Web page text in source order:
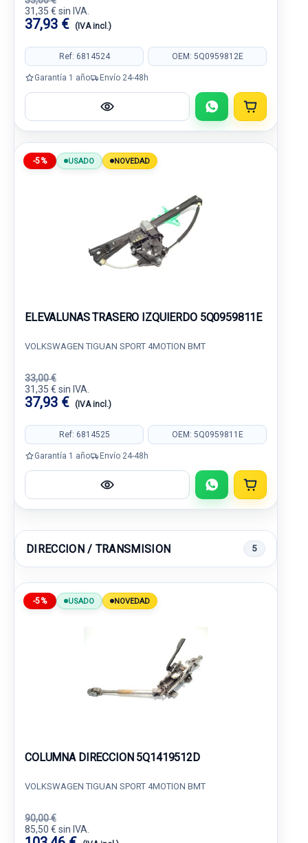
31,35 € sin IVA.
37,93 € (IVA incl.)
Ref: 6814524 OEM: 5Q0959812E
Garantía 1 año Envío 24-48h
-5% USADO NOVEDAD
ELEVALUNAS TRASERO IZQUIERDO 5Q0959811E
VOLKSWAGEN TIGUAN SPORT 4MOTION BMT
33,00 €
31,35 € sin IVA.
37,93 € (IVA incl.)
Ref: 6814525 OEM: 5Q0959811E
Garantía 1 año Envío 24-48h
DIRECCION / TRANSMISION 5
-5% USADO NOVEDAD
COLUMNA DIRECCION 5Q1419512D
VOLKSWAGEN TIGUAN SPORT 4MOTION BMT
90,00 €
85,50 € sin IVA.